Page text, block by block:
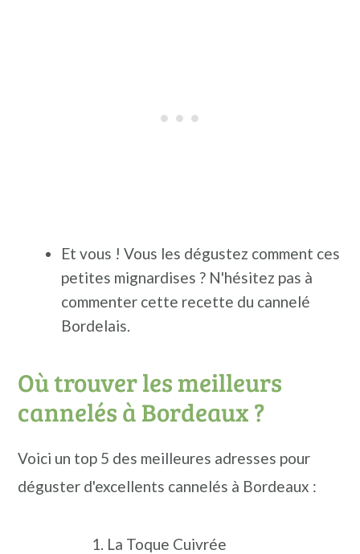
Et vous ! Vous les dégustez comment ces
petites mignardises ? N'hésitez pas à
commenter cette recette du cannelé
Bordelais.
Où trouver les meilleurs
cannelés à Bordeaux ?
Voici un top 5 des meilleures adresses pour
déguster d'excellents cannelés à Bordeaux :
La Toque Cuivrée